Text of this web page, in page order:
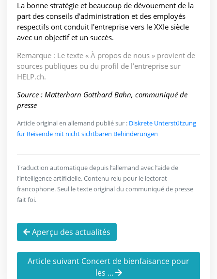
La bonne stratégie et beaucoup de dévouement de la
part des conseils d'administration et des employés
respectifs ont conduit l'entreprise vers le XXIe siècle
avec un objectif et un succès.
Remarque : Le texte « À propos de nous » provient de
sources publiques ou du profil de l’entreprise sur
HELP.ch.
Source : Matterhorn Gotthard Bahn, communiqué de
presse
Article original en allemand publié sur : Diskrete Unterstützung
für Reisende mit nicht sichtbaren Behinderungen
Traduction automatique depuis l’allemand avec l’aide de
l’intelligence artificielle. Contenu relu pour le lectorat
francophone. Seul le texte original du communiqué de presse
fait foi.
Aperçu des actualités
Article suivant Concert de bienfaisance pour
les ...